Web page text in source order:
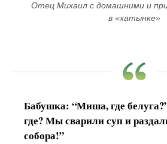
Отец Михаил с домашними и
в «хатынке»
Бабушка: “Миша, где
где? Мы сварили суп и
собора!”